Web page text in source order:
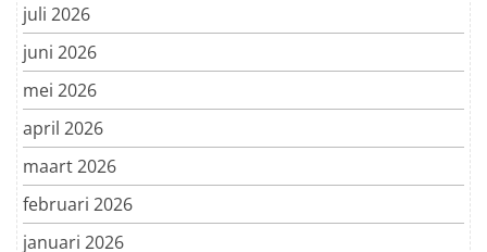
juli 2026
juni 2026
mei 2026
april 2026
maart 2026
februari 2026
januari 2026